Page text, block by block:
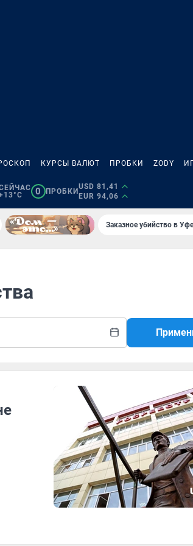
КУРСЫ ВАЛЮТ ПРОБКИ ZODY
0 ПРОБКИ
USD 81,41
EUR 94,06
Заказное убийство в